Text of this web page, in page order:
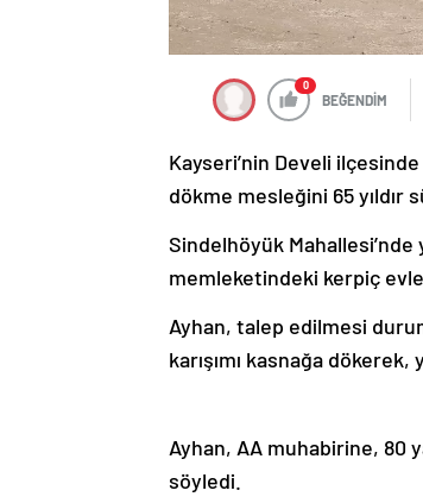
0
BEĞENDİM
Kayseri’nin Develi
dökme mesleğini 65 yıldır
Sindelhöyük
memleketindeki kerpiç
Ayhan, talep edilmesi
karışımı kasnağa
Ayhan, AA muhabirine, 80
söyledi.